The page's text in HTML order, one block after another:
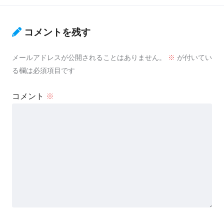
コメントを残す
メールアドレスが公開されることはありません。 ※ が付いてい
る欄は必須項目です
コメント ※